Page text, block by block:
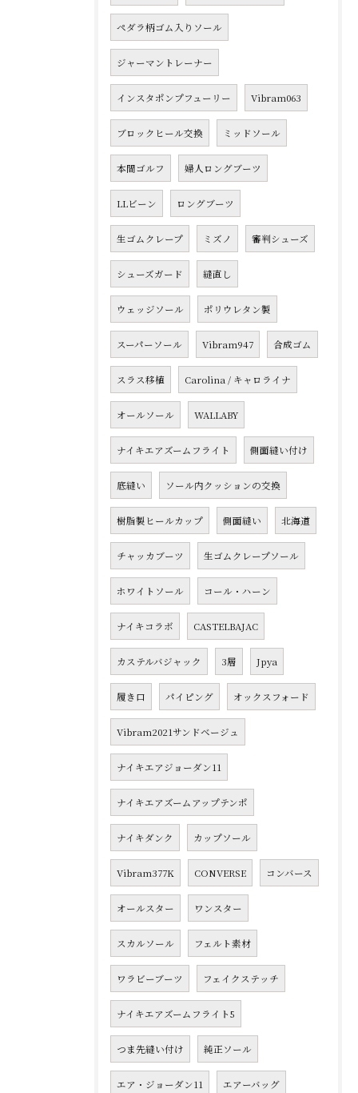
ペダラ柄ゴム入りソール
ジャーマントレーナー
インスタポンプフューリー Vibram063
ブロックヒール交換 ミッドソール
本間ゴルフ 婦人ロングブーツ
LLビーン ロングブーツ
生ゴムクレープ ミズノ 審判シューズ
シューズガード 縫直し
ウェッジソール ポリウレタン製
スーパーソール Vibram947 合成ゴム
スラス移植 Carolina / キャロライナ
オールソール WALLABY
ナイキエアズームフライト 側面縫い付け
底縫い ソール内クッションの交換
樹脂製ヒールカップ 側面縫い 北海道
チャッカブーツ 生ゴムクレープソール
ホワイトソール コール・ハーン
ナイキコラボ CASTELBAJAC
カステルバジャック 3層 Jpya
履き口 パイピング オックスフォード
Vibram2021サンドベージュ
ナイキエアジョーダン11
ナイキエアズームアップテンポ
ナイキダンク カップソール
Vibram377K CONVERSE コンバース
オールスター ワンスター
スカルソール フェルト素材
ワラビーブーツ フェイクステッチ
ナイキエアズームフライト5
つま先縫い付け 純正ソール
エア・ジョーダン11 エアーバッグ